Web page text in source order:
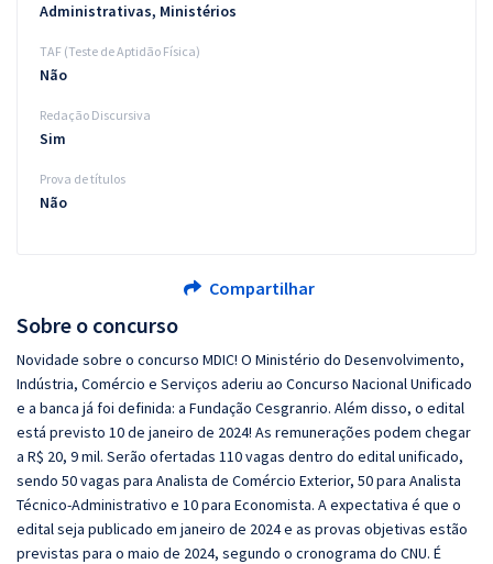
Sobre o concurso
Novidade sobre o concurso MDIC! O Ministério do Desenvolvimento,
Indústria, Comércio e Serviços aderiu ao Concurso Nacional Unificado
e a banca já foi definida: a Fundação Cesgranrio. Além disso, o edital
está previsto 10 de janeiro de 2024! As remunerações podem chegar
a R$ 20, 9 mil. Serão ofertadas 110 vagas dentro do edital unificado,
sendo 50 vagas para Analista de Comércio Exterior, 50 para Analista
Técnico-Administrativo e 10 para Economista. A expectativa é que o
edital seja publicado em janeiro de 2024 e as provas objetivas estão
previstas para o maio de 2024, segundo o cronograma do CNU. É
Administrativas, Ministérios
TAF (Teste de Aptidão Física)
Não
Redação Discursiva
Sim
Prova de títulos
Não
Compartilhar